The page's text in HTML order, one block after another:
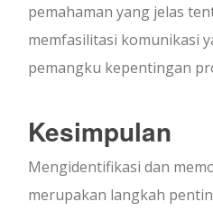
pemahaman yang jelas
memfasilitasi komunikasi
pemangku kepentingan
Kesimpulan
Mengidentifikasi dan
merupakan langkah